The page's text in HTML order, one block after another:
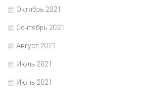
Октябрь 2021
Сентябрь 2021
Август 2021
Июль 2021
Июнь 2021